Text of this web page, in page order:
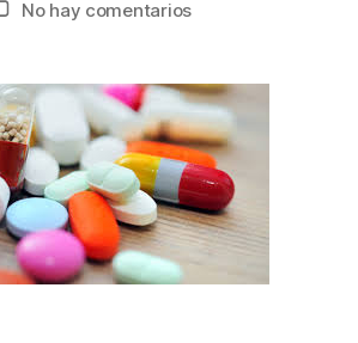
No hay comentarios